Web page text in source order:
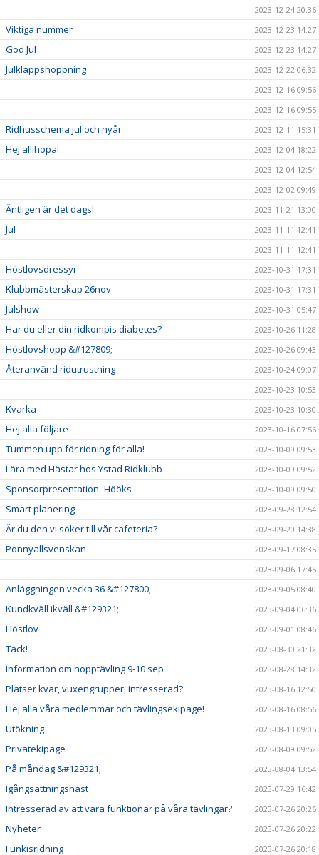
2023-12-24 20:36
Viktiga nummer 2023-12-23 14:27
God Jul 2023-12-23 14:27
Julklappshoppning
2023-12-22 06:32
2023-12-16 09:56
2023-12-16 09:55
Ridhusschema jul och nyår 2023-12-11 15:31
Hej allihopa!
2023-12-04 18:22
2023-12-04 12:54
2023-12-02 09:49
Äntligen är det dags! 2023-11-21 13:00
Jul
2023-11-11 12:41
2023-11-11 12:41
Höstlovsdressyr 2023-10-31 17:31
Klubbmästerskap 26nov 2023-10-31 17:31
Julshow 2023-10-31 05:47
Har du eller din ridkompis diabetes? 2023-10-26 11:28
Höstlovshopp &#127809; 2023-10-26 09:43
Återanvänd ridutrustning
2023-10-24 09:07
2023-10-23 10:53
Kvarka 2023-10-23 10:30
Hej alla följare 2023-10-16 07:56
Tummen upp för ridning för alla! 2023-10-09 09:53
Lära med Hästar hos Ystad Ridklubb 2023-10-09 09:52
Sponsorpresentation -Hööks 2023-10-09 09:50
Smart planering 2023-09-28 12:54
Är du den vi söker till vår cafeteria? 2023-09-20 14:38
Ponnyallsvenskan
2023-09-17 08:35
2023-09-06 17:45
Anläggningen vecka 36 &#127800; 2023-09-05 08:40
Kundkväll ikväll &#129321; 2023-09-04 06:36
Höstlov 2023-09-01 08:46
Tack! 2023-08-30 21:32
Information om hopptävling 9-10 sep 2023-08-28 14:32
Platser kvar, vuxengrupper, intresserad? 2023-08-16 12:50
Hej alla våra medlemmar och tävlingsekipage! 2023-08-16 08:56
Utökning 2023-08-13 09:05
Privatekipage 2023-08-09 09:52
På måndag &#129321; 2023-08-04 13:54
Igångsättningshäst 2023-07-29 16:42
Intresserad av att vara funktionär på våra tävlingar? 2023-07-26 20:26
Nyheter 2023-07-26 20:22
Funkisridning 2023-07-26 20:18